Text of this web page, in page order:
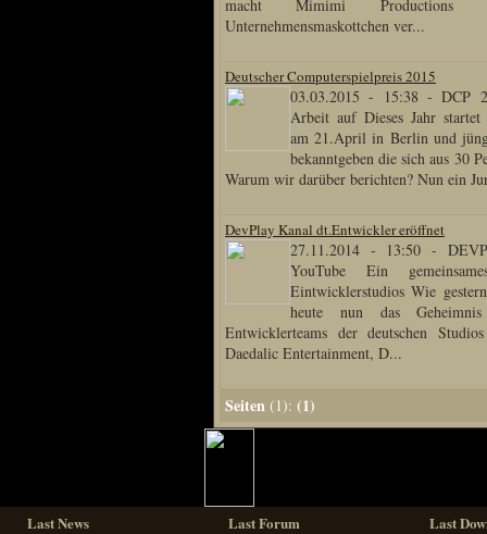
macht Mimimi
Unternehmensmaskottchen ver...
Deutscher Computerspielpreis 2015
03.03.2015 - 15:38-DCP
Arbeit auf Dieses Jahr startet
am 21.April in Berlin und
bekanntgeben die sich aus 30
Warum wir darüber berichten? Nun ein
DevPlay Kanal dt.Entwickler eröffnet
27.11.2014 - 13:50 -
YouTube Ein
Eintwicklerstudios Wie
heute nun das
Entwicklerteams der deutschen
Daedalic Entertainment, D...
Seiten (1): (1)
Last News Last Forum Last